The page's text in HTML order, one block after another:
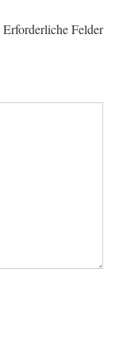
Erforderliche Felder